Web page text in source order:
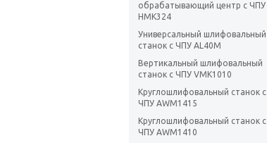
обрабатывающий центр с ЧПУ
HMK324
Универсальный шлифовальный
станок с ЧПУ AL40M
Вертикальный шлифовальный
станок с ЧПУ VMK1010
Круглошлифовальный станок с
ЧПУ AWM1415
Круглошлифовальный станок с
ЧПУ AWM1410